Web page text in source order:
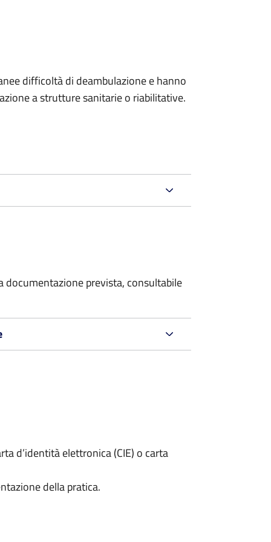
difficoltà di deambulazione e hanno
a strutture sanitarie o riabilitative.
prevista, consultabile
d’identità elettronica (CIE) o carta
della pratica.